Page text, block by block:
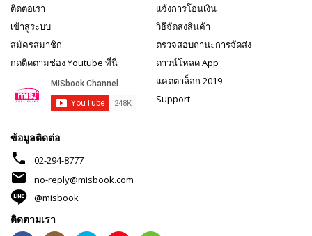
ติดต่อเรา
เข้าสู่ระบบ
สมัครสมาชิก
กดติดตามช่อง Youtube ที่นี่
แจ้งการโอนเงิน
วิธีจัดส่งสินค้า
ตรวจสอบถานะการจัดส่ง
ดาวน์โหลด App
แคตตาล็อก 2019
Support
ข้อมูลติดต่อ
phone 02-294-8777
mail
no-reply@misbook.com
@misbook
ติดตามเรา